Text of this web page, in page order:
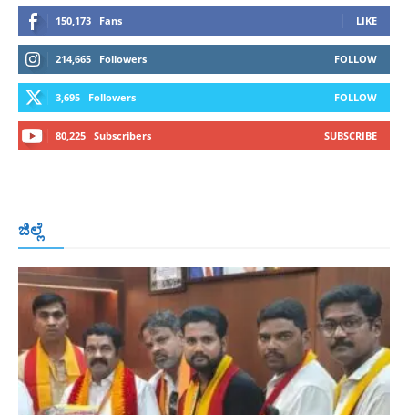
150,173 Fans LIKE
214,665 Followers FOLLOW
3,695 Followers FOLLOW
80,225 Subscribers SUBSCRIBE
ಜಿಲ್ಲೆ